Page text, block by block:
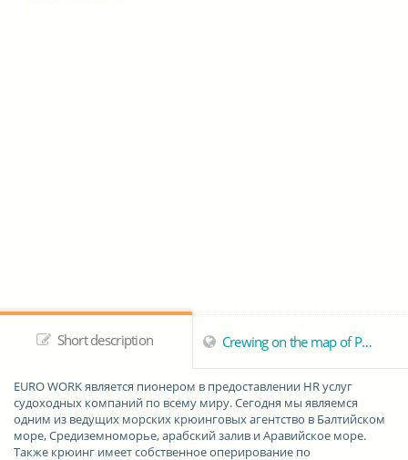
Short description Crewing on the map of Porvoo
EURO WORKявляется пионером в предоставлении HR услуг
судоходных компаний по всему миру. Сегодня мы являемся
одним из ведущих морских крюинговых агентство в Балтийском
море, Средиземноморье, арабский залив и Аравийское море.
Также крюинг имеет собственное оперирование по